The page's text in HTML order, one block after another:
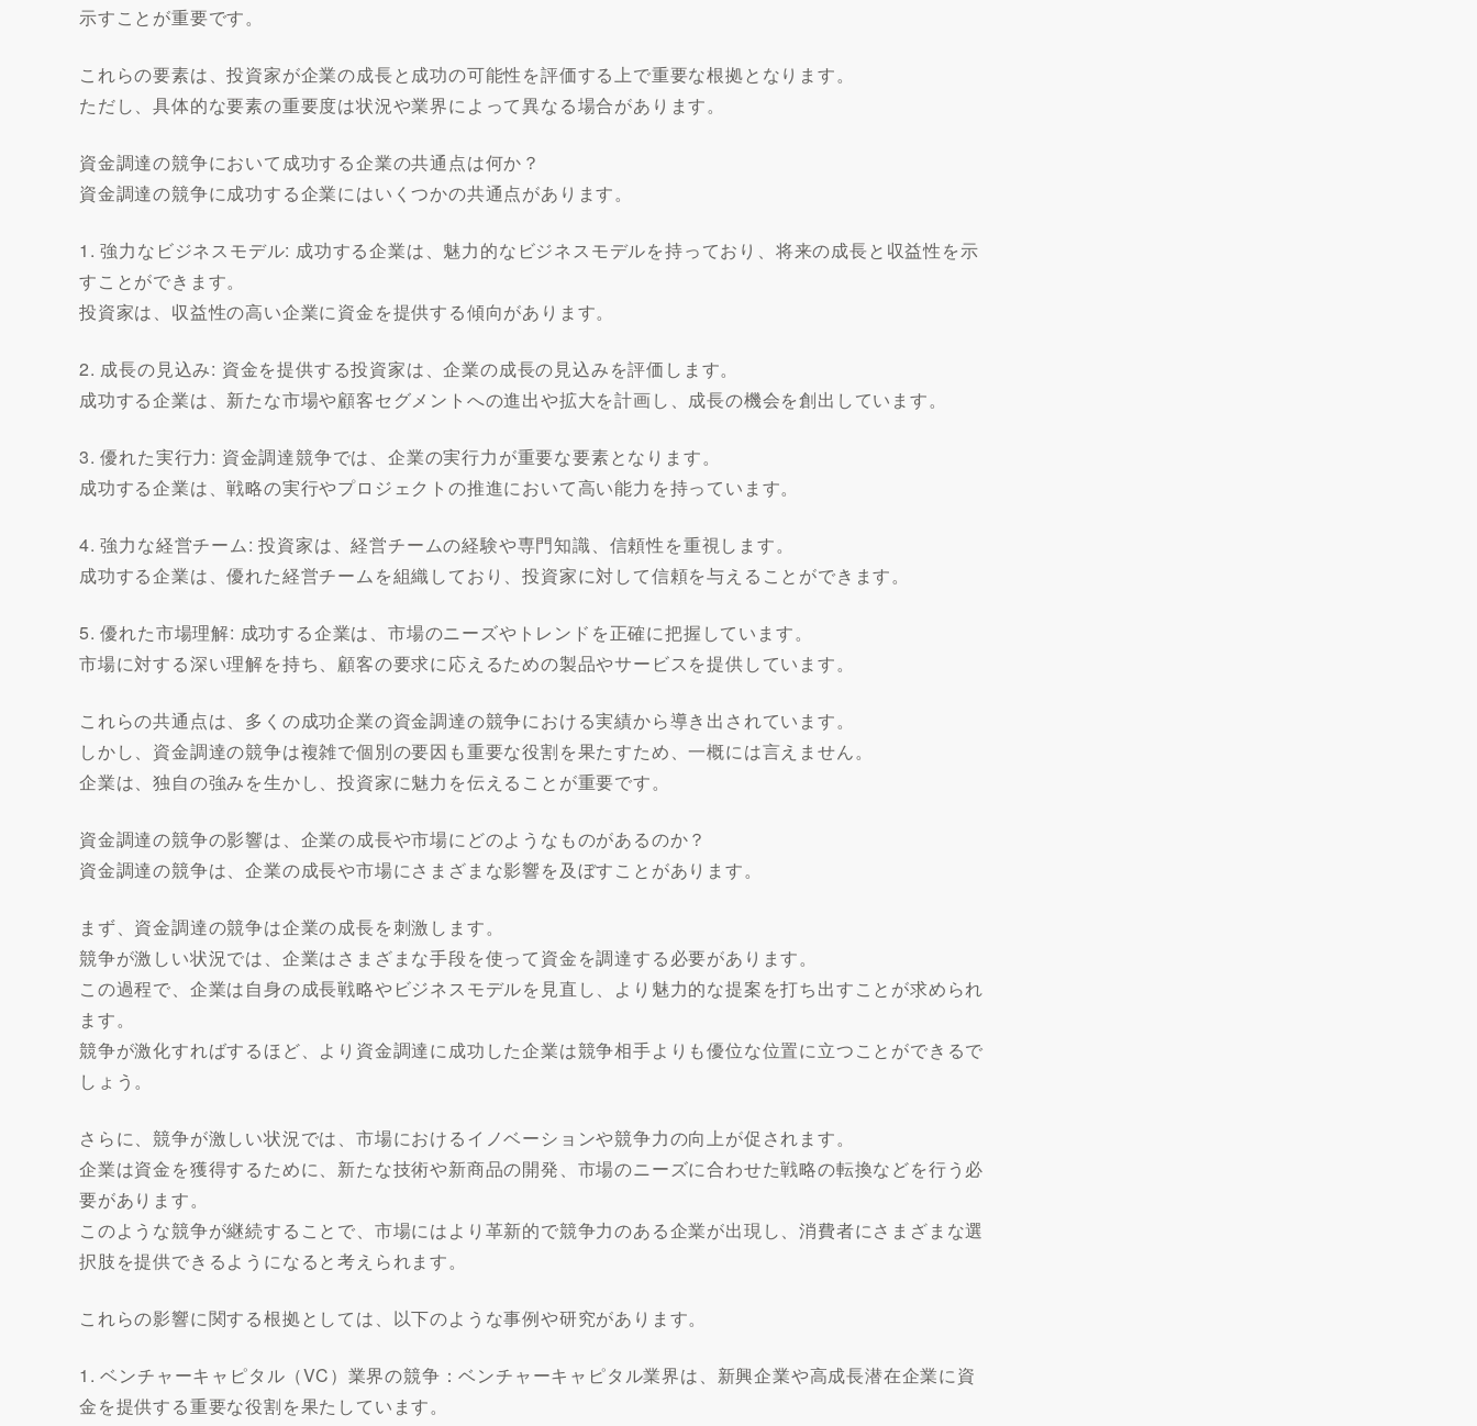
示すことが重要です。
これらの要素は、投資家が企業の成長と成功の可能性を評価する上で重要な根拠となります。
ただし、具体的な要素の重要度は状況や業界によって異なる場合があります。
資金調達の競争において成功する企業の共通点は何か？
資金調達の競争に成功する企業にはいくつかの共通点があります。
1. 強力なビジネスモデル: 成功する企業は、魅力的なビジネスモデルを持っており、将来の成長と収益性を示
すことができます。
投資家は、収益性の高い企業に資金を提供する傾向があります。
2. 成長の見込み: 資金を提供する投資家は、企業の成長の見込みを評価します。
成功する企業は、新たな市場や顧客セグメントへの進出や拡大を計画し、成長の機会を創出しています。
3. 優れた実行力: 資金調達競争では、企業の実行力が重要な要素となります。
成功する企業は、戦略の実行やプロジェクトの推進において高い能力を持っています。
4. 強力な経営チーム: 投資家は、経営チームの経験や専門知識、信頼性を重視します。
成功する企業は、優れた経営チームを組織しており、投資家に対して信頼を与えることができます。
5. 優れた市場理解: 成功する企業は、市場のニーズやトレンドを正確に把握しています。
市場に対する深い理解を持ち、顧客の要求に応えるための製品やサービスを提供しています。
これらの共通点は、多くの成功企業の資金調達の競争における実績から導き出されています。
しかし、資金調達の競争は複雑で個別の要因も重要な役割を果たすため、一概には言えません。
企業は、独自の強みを生かし、投資家に魅力を伝えることが重要です。
資金調達の競争の影響は、企業の成長や市場にどのようなものがあるのか？
資金調達の競争は、企業の成長や市場にさまざまな影響を及ぼすことがあります。
まず、資金調達の競争は企業の成長を刺激します。
競争が激しい状況では、企業はさまざまな手段を使って資金を調達する必要があります。
この過程で、企業は自身の成長戦略やビジネスモデルを見直し、より魅力的な提案を打ち出すことが求められ
ます。
競争が激化すればするほど、より資金調達に成功した企業は競争相手よりも優位な位置に立つことができるで
しょう。
さらに、競争が激しい状況では、市場におけるイノベーションや競争力の向上が促されます。
企業は資金を獲得するために、新たな技術や新商品の開発、市場のニーズに合わせた戦略の転換などを行う必
要があります。
このような競争が継続することで、市場にはより革新的で競争力のある企業が出現し、消費者にさまざまな選
択肢を提供できるようになると考えられます。
これらの影響に関する根拠としては、以下のような事例や研究があります。
1. ベンチャーキャピタル（VC）業界の競争：ベンチャーキャピタル業界は、新興企業や高成長潜在企業に資
金を提供する重要な役割を果たしています。